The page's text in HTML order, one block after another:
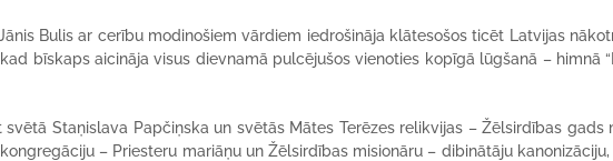
Bulis ar cerību modinošiem vārdiem iedrošināja klātesošos ticēt Latvijas
bīskaps aicināja visus dievnamā pulcējušos vienoties kopīgā lūgšanā – himnā
Staņislava Papčiņska un svētās Mātes Terēzes relikvijas – Žēlsirdības gads
– Priesteru mariāņu un Žēlsirdības misionāru – dibinātāju